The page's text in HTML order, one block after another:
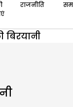
राजनीति
बिरयानी